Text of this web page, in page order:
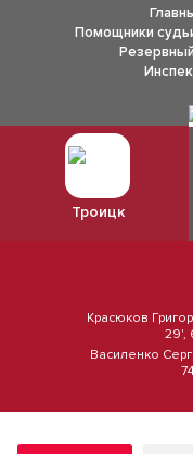
Помощники
Троицк
Красюков
29',
Василенко